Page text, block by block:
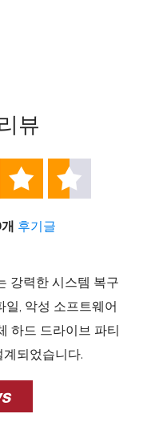
뷰
 
후기글
강력한 시스템 복구
일, 악성 소프트웨어
하드 드라이브 파티
되었습니다.